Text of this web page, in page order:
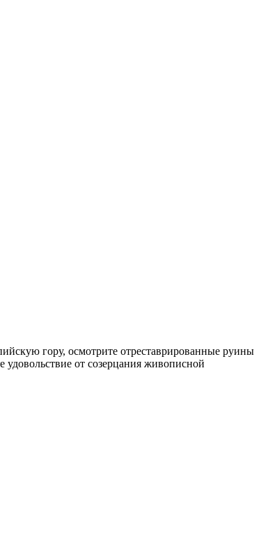
гору, осмотрите отреставрированные руины
от созерцания живописной